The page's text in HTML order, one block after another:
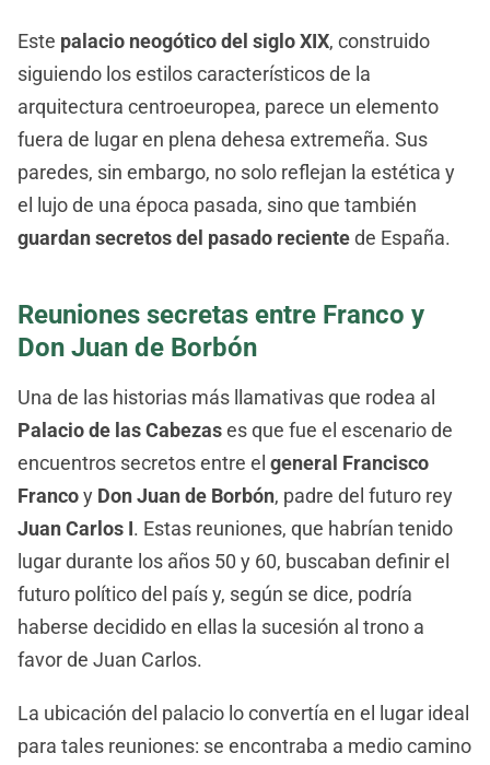
Este palacio neogótico del siglo XIX, construido
siguiendo los estilos característicos de la
arquitectura centroeuropea, parece un elemento
fuera de lugar en plena dehesa extremeña. Sus
paredes, sin embargo, no solo reflejan la estética y
el lujo de una época pasada, sino que también
guardan secretos del pasado recientede España.
Reuniones secretas entre Franco y
Don Juan de Borbón
Una de las historias más llamativas que rodea al
Palacio de las Cabezases que fue el escenario de
encuentros secretos entre el general Francisco
Francoy Don Juan de Borbón, padre del futuro rey
Juan Carlos I. Estas reuniones, que habrían tenido
lugar durante los años 50 y 60, buscaban definir el
futuro político del país y, según se dice, podría
haberse decidido en ellas la sucesión al trono a
favor de Juan Carlos.
La ubicación del palacio lo convertía en el lugar ideal
para tales reuniones: se encontraba a medio camino